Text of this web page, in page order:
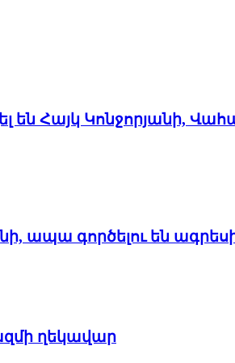
Հայկ Կոնջորյանի,
ապա գործելու են
ղեկավար